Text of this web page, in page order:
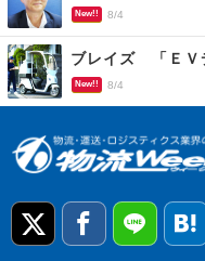
New!! 8/4
ブレイズ 「ＥＶ
New!! 8/4